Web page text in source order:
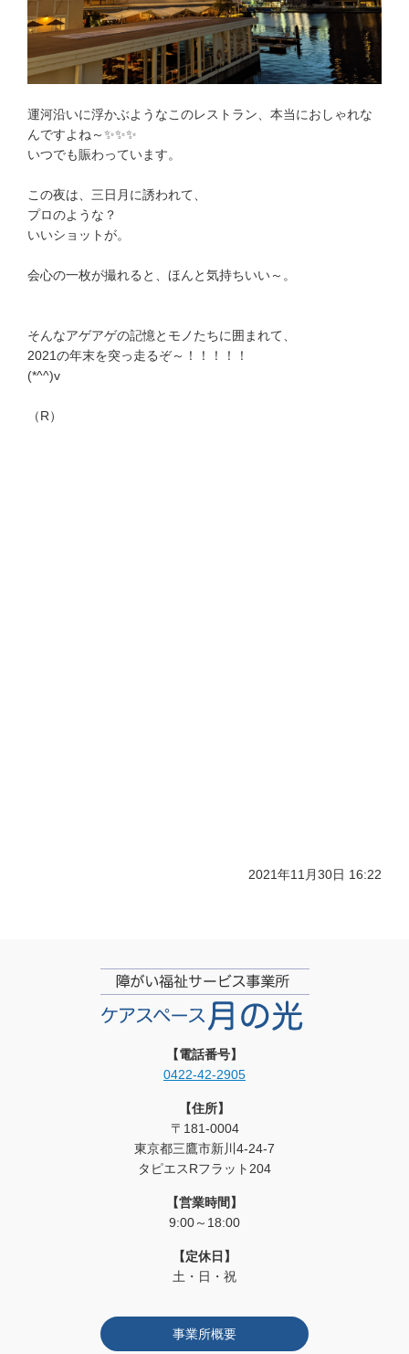
運河沿いに浮かぶようなこのレストラン、本当におしゃれな
んですよね～✨✨✨
いつでも賑わっています。
この夜は、三日月に誘われて、
プロのような？
いいショットが。
会心の一枚が撮れると、ほんと気持ちいい～。
そんなアゲアゲの記憶とモノたちに囲まれて、
2021の年末を突っ走るぞ～！！！！！
(*^^)v
（R）
2021年11月30日 16:22
【電話番号】
0422-42-2905
【住所】
〒181-0004
東京都三鷹市新川4-24-7
タピエスRフラット204
【営業時間】
9:00～18:00
【定休日】
土・日・祝
事業所概要